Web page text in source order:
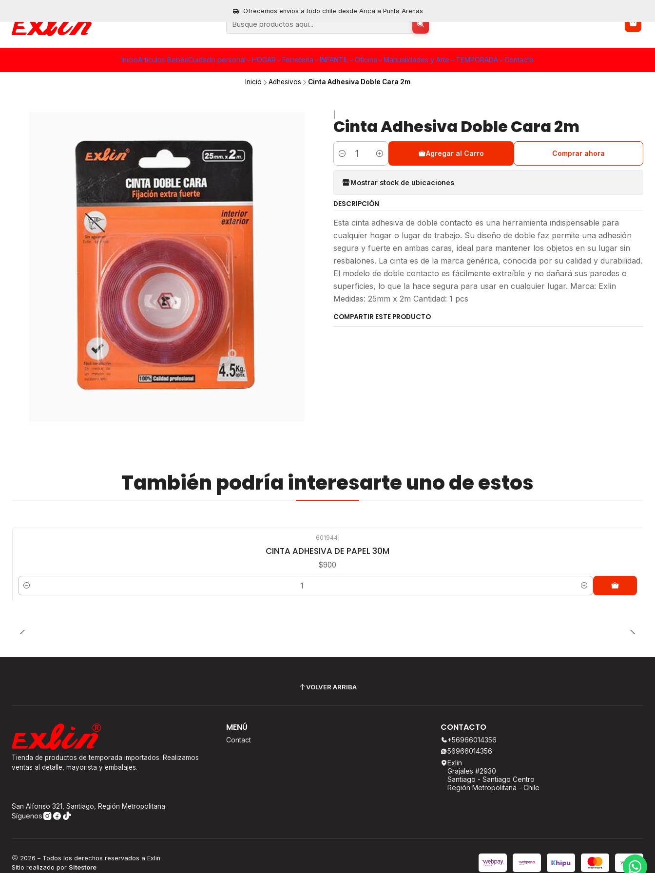
InicioArtículos BebésCuidado personal HOGAR Ferreteria INFANTIL Oficina Manualidades y Arte TEMPORADA Contacto
Ofrecemos envíos a todo chile desde Arica a Punta Arenas
Inicio Adhesivos Cinta Adhesiva Doble Cara 2m
Cinta Adhesiva Doble Cara 2m
Cantidad
Agregar al Carro Comprar ahora
Mostrar stock de ubicaciones
DESCRIPCIÓN
Esta cinta adhesiva de doble contacto es una herramienta indispensable para
cualquier hogar o lugar de trabajo. Su diseño de doble faz permite una adhesión
segura y fuerte en ambas caras, ideal para mantener los objetos en su lugar sin
resbalones. La cinta es de la marca genérica, conocida por su calidad y durabilidad.
El modelo de doble contacto es fácilmente extraíble y no dañará sus paredes o
superficies, lo que la hace segura para usar en cualquier lugar. Marca: Exlin
Medidas: 25mm x 2m Cantidad: 1 pcs
COMPARTIR ESTE PRODUCTO
También podría interesarte uno de estos
601944
CINTA ADHESIVA DE PAPEL 30M
$900
Cantidad
VOLVER ARRIBA
Tienda de productos de temporada importados. Realizamos
ventas al detalle, mayorista y embalajes.
San Alfonso 321, Santiago, Región Metropolitana
Síguenos
MENÚ
Contact
CONTACTO
+56966014356
56966014356
Exlin
Grajales #2930
Santiago - Santiago Centro
Región Metropolitana - Chile
2026 – Todos los derechos reservados a Exlin.
Sitio realizado por Sitestore